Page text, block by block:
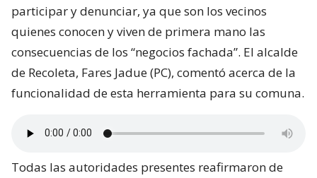
participar y denunciar, ya que son los vecinos
quienes conocen y viven de primera mano las
consecuencias de los “negocios fachada”. El alcalde
de Recoleta, Fares Jadue (PC), comentó acerca de la
funcionalidad de esta herramienta para su comuna.
Todas las autoridades presentes reafirmaron de